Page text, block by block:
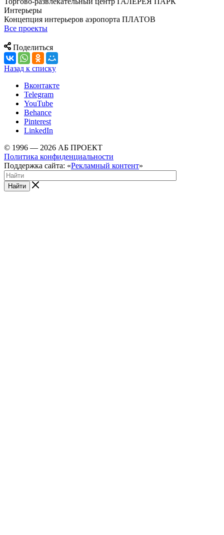
Интерьеры
Концепция интерьеров аэропорта ПЛАТОВ
Все проекты
Поделиться
Назад к списку
Вконтакте
Telegram
YouTube
Behance
Pinterest
LinkedIn
© 1996 — 2026 АБ ПРОЕКТ
Политика конфиденциальности
Поддержка сайта: «Рекламный контент»
Найти